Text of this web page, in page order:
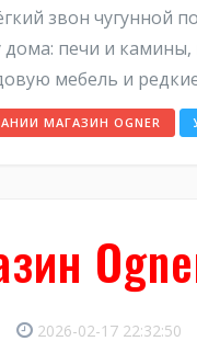
звон чугунной
дома: печи и
мебель и
МАГАЗИН OGNER
2026-02-17 22:32:50